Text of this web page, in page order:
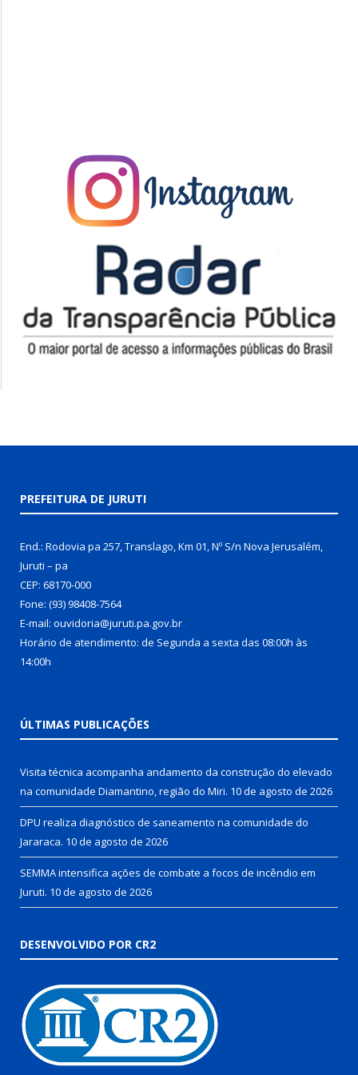
PREFEITURA DE JURUTI
End.: Rodovia pa 257, Translago, Km 01, Nº S/n Nova Jerusalém,
Juruti – pa
CEP: 68170-000
Fone: (93) 98408-7564
E-mail: ouvidoria@juruti.pa.gov.br
Horário de atendimento: de Segunda a sexta das 08:00h às
14:00h
ÚLTIMAS PUBLICAÇÕES
Visita técnica acompanha andamento da construção do elevado
na comunidade Diamantino, região do Miri. 10 de agosto de 2026
DPU realiza diagnóstico de saneamento na comunidade do
Jararaca. 10 de agosto de 2026
SEMMA intensifica ações de combate a focos de incêndio em
Juruti. 10 de agosto de 2026
DESENVOLVIDO POR CR2